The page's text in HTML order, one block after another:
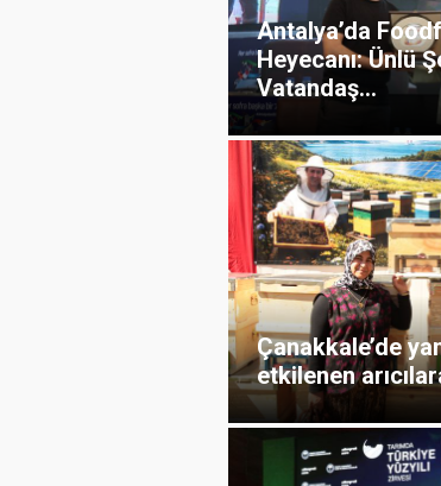
Antalya’da
Heyecanı: Ünlü
Vatandaş...
Çanakkale’de
etkilenen